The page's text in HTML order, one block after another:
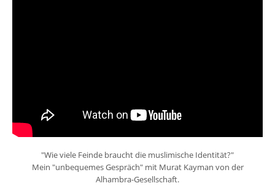
"Wie viele Feinde braucht die muslimische Identität?"
Mein "unbequemes Gespräch" mit Murat Kayman von der
Alhambra-Gesellschaft.